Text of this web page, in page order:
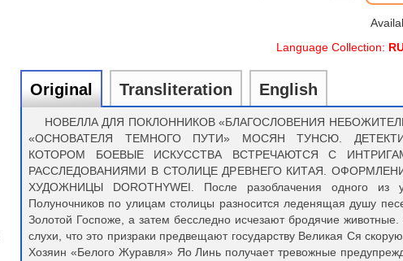
Language Collection:
Original Transliteration English
НОВЕЛЛА ДЛЯ ПОКЛОННИКОВ «БЛАГОСЛОВЕНИЯ
«ОСНОВАТЕЛЯ ТЕМНОГО ПУТИ» МОСЯН ТУНСЮ.
КОТОРОМ БОЕВЫЕ ИСКУССТВА ВСТРЕЧАЮТСЯ С
РАССЛЕДОВАНИЯМИ В СТОЛИЦЕ ДРЕВНЕГО КИТАЯ.
ХУДОЖНИЦЫ DOROTHYWEI. После разоблачения одного из
Полуночников по улицам столицы разносится леденящая душу
Золотой Госпоже, а затем бесследно исчезают бродячие животные.
слухи, что это призраки предвещают государству Великая Ся
Хозяин «Белого Журавля» Яо Линь получает тревожные